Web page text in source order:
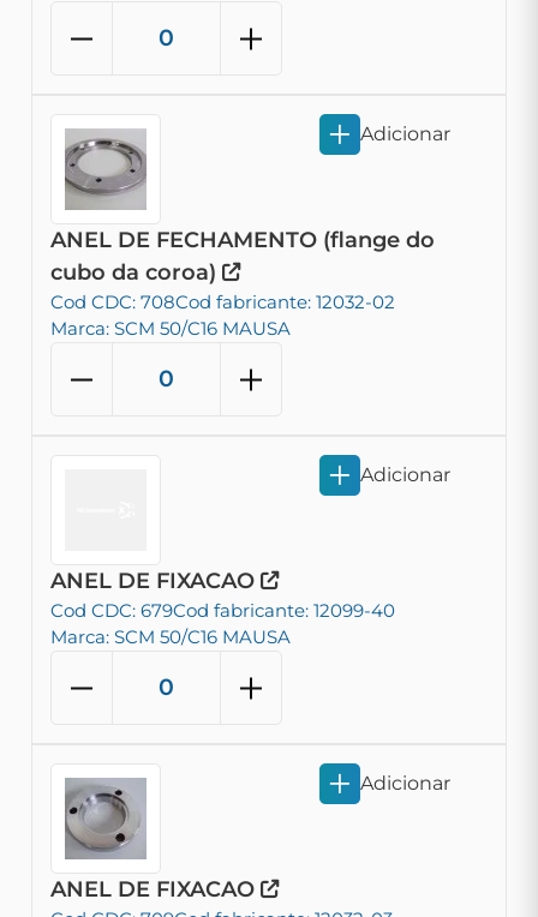
ANEL DE FECHAMENTO (flange do
cubo da coroa)
Cod CDC: 708Cod fabricante: 12032-02
Marca: SCM 50/C16 MAUSA
Adicionar
ANEL DE FIXACAO
Cod CDC: 679Cod fabricante: 12099-40
Marca: SCM 50/C16 MAUSA
Adicionar
ANEL DE FIXACAO
Adicionar